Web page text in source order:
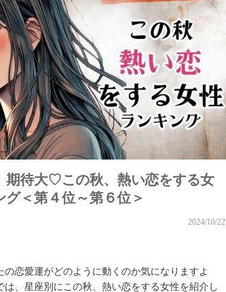
期待大♡この秋、熱い恋をする女
グ＜第４位～第６位＞
2024/10/22
の恋愛運がどのように動くのか気になりますよ
は、星座別にこの秋、熱い恋をする女性を紹介し